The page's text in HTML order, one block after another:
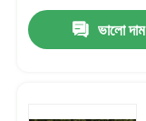
ভালো দাম